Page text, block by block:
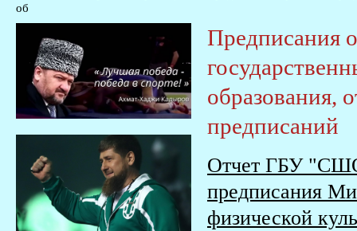
об
Предписания
образования,
предписаний
Отчет ГБУ
предписания
физической